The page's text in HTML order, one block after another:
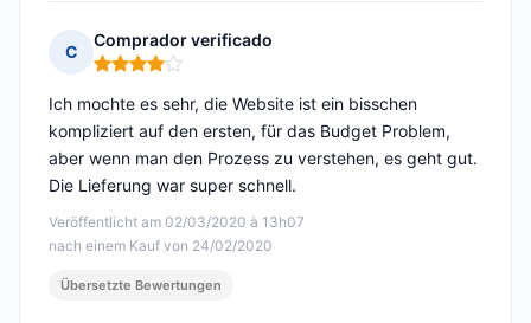
C
Comprador verificado
Hinweis: 4 von 5
Veröffentlicht am 02/03/2020 à 13h07
nach einem Kauf von 24/02/2020
Ich mochte es sehr, die Website ist ein bisschen
kompliziert auf den ersten, für das Budget Problem,
aber wenn man den Prozess zu verstehen, es geht gut.
Die Lieferung war super schnell.
Übersetzte Bewertungen